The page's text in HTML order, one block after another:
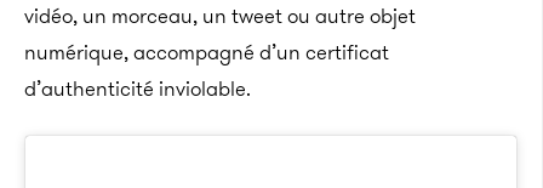
vidéo, un morceau, un tweet ou autre objet
numérique, accompagné d’un certificat
d’authenticité inviolable.